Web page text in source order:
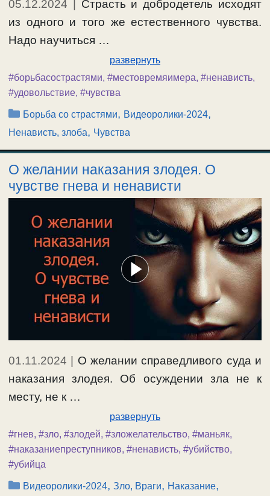
05.12.2024
Страсть и добродетель исходят
из одного и того же естественного чувства.
Надо научиться …
развернуть
#борьбасострастями, #местовремяимера, #ненависть,
#удовольствие, #чувства
Рубрики
Борьба со страстями, Видеоролики-2024,
Ненависть, злоба, Чувства
О желании наказания злодея. О
чувстве гнева и ненависти
01.11.2024 | О желании справедливого суда и
наказания злодея. Об осуждении зла не к
месту, не к …
развернуть
#гнев, #зло, #злодей, #зложелательство, #маньяк,
#наказаниепреступников, #ненависть, #убийство,
#убийца
Рубрики
Видеоролики-2024,Зло, Враги, Наказание,